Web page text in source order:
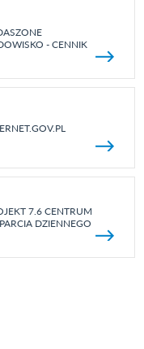
- CENNIK
7.6 CENTRUM
DZIENNEGO